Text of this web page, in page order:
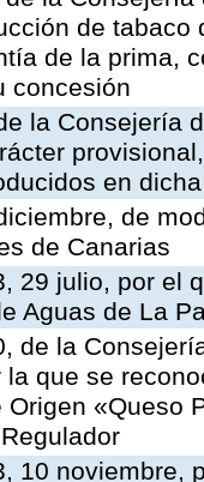
de
de la prima,
concesión
la Consejería
en
de
de Canarias
29 julio, por el
Aguas de La
de la
que se
Origen «Queso
10 noviembre,